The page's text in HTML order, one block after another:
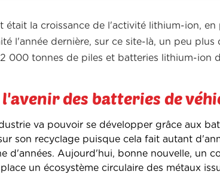
était la croissance de l'activité lithium-ion,
l'année dernière, sur ce site-là, un peu
000 tonnes de piles et batteries lithium-ion
des batteries de
va pouvoir se développer grâce aux
son recyclage puisque cela fait autant
d'années. Aujourd'hui, bonne nouvelle, un
un écosystème circulaire des métaux